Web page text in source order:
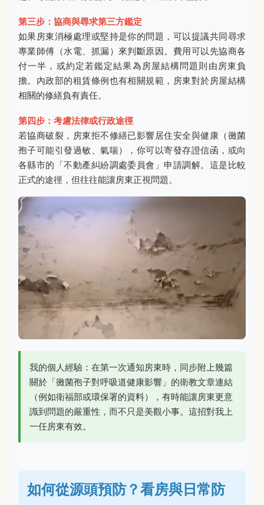
第三步：協商與尋求第三方鑑定
如果房東消極處理或堅持是你的問題，可以提議共同尋求
專業師傅（水電、抓漏）來判斷原因。費用可以先協商各
付一半，或約定若鑑定結果為房屋結構問題則由房東負
擔。內政部的租賃條例也有相關規範，房東對於房屋結構
相關的修繕負有責任。
第四步：考慮法律或行政途徑
若協商破裂，房東拒不修繕已影響居住安全與健康（黴菌
孢子可能引發過敏、氣喘），你可以寄發存證信函，或向
各縣市的「不動產糾紛調處委員會」申請調解。這是比較
正式的途徑，但往往能讓房東正視問題。
我的個人經驗：在第一次通知房東時，同步附上幾篇
關於「黴菌孢子對呼吸道健康影響」的衛教文章連結
（例如衛福部或環保署的資料），有時能讓房東更意
識到問題的嚴重性，而不只是美觀小事。這招對我上
一任房東有效。
如何從源頭預防？看房與日常防